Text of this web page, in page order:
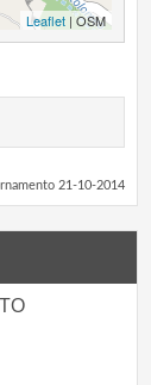
Leaflet| OSM
21-10-2014